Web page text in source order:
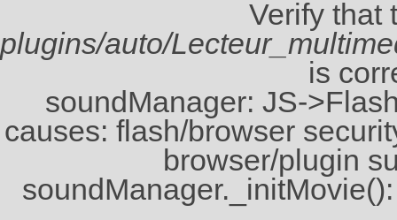
Verify that
plugins/auto/
is
soundManager: JS-
causes: flash/browser
browser/plugin